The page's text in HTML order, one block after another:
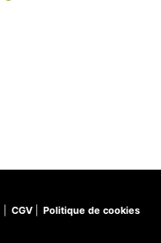
CGV Politique de cookies